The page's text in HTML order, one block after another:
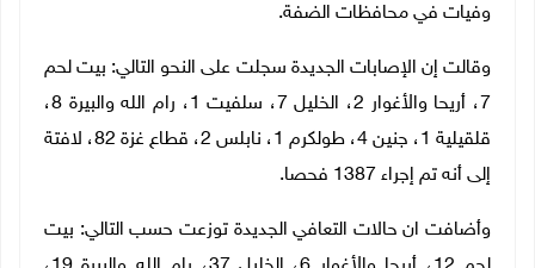
وفيات في محافظات الضفة.
وقالت إن الإصابات الجديدة سجلت على النحو التالي: بيت لحم
7، أريحا والأغوار 2، الخليل 7، سلفيت 1، رام الله والبيرة 8،
قلقيلية 1، جنين 4، طولكرم 1، نابلس 2، قطاع غزة 82، لافتة
إلى أنه تم إجراء 1387 فحصا.
وأضافت ان حالات التعافي الجديدة توزعت حسب التالي: بيت